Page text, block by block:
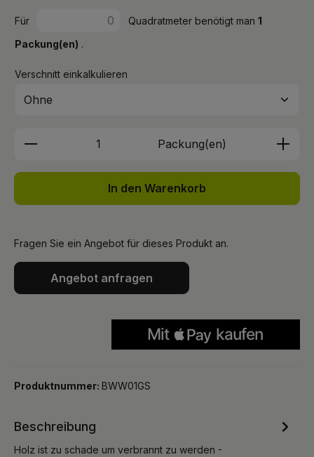
Für Quadratmeter benötigt man 1
Packung(en) .
Verschnitt einkalkulieren
Produkt Anzahl: Gib den
Packung(en)
In den Warenkorb
Fragen Sie ein Angebot für dieses Produkt an.
Angebot anfragen
Produktnummer: BWW01GS
Beschreibung
Holz ist zu schade um verbrannt zu werden -